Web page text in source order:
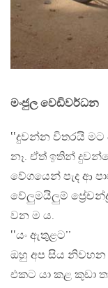
මංජුල වෙඩිවර්ධන
‛‛දුවන්න විතරයි
නෑ. ඒත් ඉතින්
වේගයෙන් පැද ආ
වේලුමයිලුම්
වන ම ය.
‛‛යං ඇතුළට’’
ඔහු අප සිය නිවහන
එකට යා කළ කුඩා